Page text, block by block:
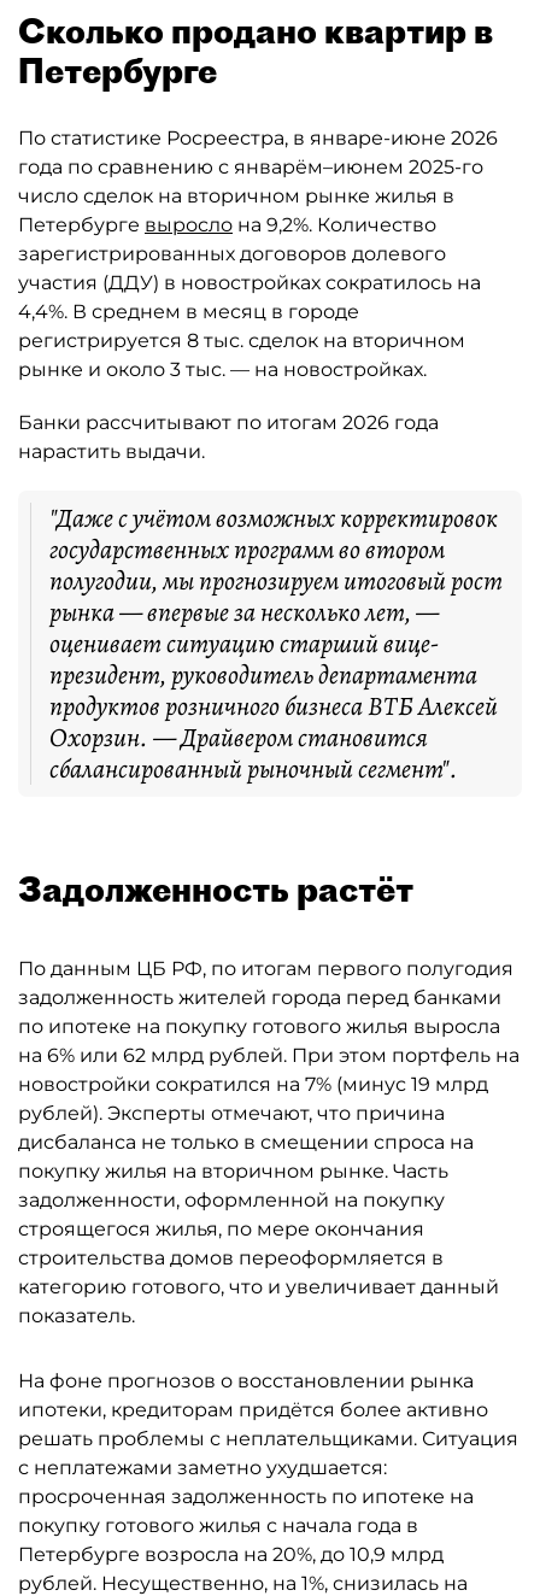
Сколько продано квартир в
Петербурге
По статистике Росреестра, в январе-июне 2026
года по сравнению с январём–июнем 2025-го
число сделок на вторичном рынке жилья в
Петербурге выросло на 9,2%. Количество
зарегистрированных договоров долевого
участия (ДДУ) в новостройках сократилось на
4,4%. В среднем в месяц в городе
регистрируется 8 тыс. сделок на вторичном
рынке и около 3 тыс. — на новостройках.
Банки рассчитывают по итогам 2026 года
нарастить выдачи.
"Даже с учётом возможных корректировок
государственных программ во втором
полугодии, мы прогнозируем итоговый рост
рынка — впервые за несколько лет, —
оценивает ситуацию старший вице-
президент, руководитель департамента
продуктов розничного бизнеса ВТБ Алексей
Охорзин. — Драйвером становится
сбалансированный рыночный сегмент".
Задолженность растёт
По данным ЦБ РФ, по итогам первого полугодия
задолженность жителей города перед банками
по ипотеке на покупку готового жилья выросла
на 6% или 62 млрд рублей. При этом портфель на
новостройки сократился на 7% (минус 19 млрд
рублей). Эксперты отмечают, что причина
дисбаланса не только в смещении спроса на
покупку жилья на вторичном рынке. Часть
задолженности, оформленной на покупку
строящегося жилья, по мере окончания
строительства домов переоформляется в
категорию готового, что и увеличивает данный
показатель.
На фоне прогнозов о восстановлении рынка
ипотеки, кредиторам придётся более активно
решать проблемы с неплательщиками. Ситуация
с неплатежами заметно ухудшается:
просроченная задолженность по ипотеке на
покупку готового жилья с начала года в
Петербурге возросла на 20%, до 10,9 млрд
рублей. Несущественно, на 1%, снизилась на